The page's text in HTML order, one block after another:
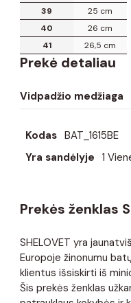
39
25 cm
40
26 cm
41
26,5 cm
Prekė detaliau
Vidpadžio medžiaga
Kodas BAT_1615BE
Yra sandėlyje 1
Prekės ženklas
SHELOVET yra
Europoje žinonumu
klientus išsiskirti iš
Šis prekės ženklas